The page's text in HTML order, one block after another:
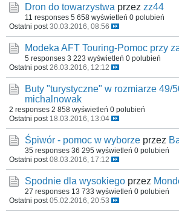
Dron do towarzystwa przez zz44
11 responses 5 658 wyświetleń 0 polubień
Ostatni post 30.03.2016, 08:56
Modeka AFT Touring-Pomoc przy
5 responses 3 223 wyświetleń 0 polubień
Ostatni post 26.03.2016, 12:12
Buty "turystyczne" w rozmiarze 49/
michalnowak
2 responses 2 858 wyświetleń 0 polubień
Ostatni post 18.03.2016, 13:04
Śpiwór - pomoc w wyborze przez
35 responses 36 295 wyświetleń 0 polubień
Ostatni post 08.03.2016, 17:12
Spodnie dla wysokiego przez
27 responses 13 733 wyświetleń 0 polubień
Ostatni post 05.02.2016, 20:53